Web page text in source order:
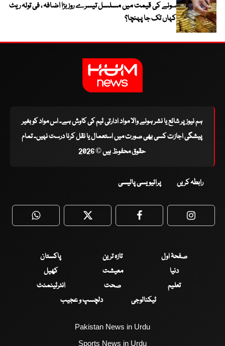
سونے کی قیمت میں مسلسل تیسرے روز بڑا اضافہ ، فی تولہ ریٹ
کہاں تک جا پہنچا؟
ہم نیوز پر شائع یا نشر ہونے والا مواد ادارتی ٹیم کی کاوش ہے۔ اس مواد کو بغیر
پیشگی اجازت کسی بھی صورت میں استعمال یا نقل کرنا درست نہیں۔ تمام
حقوق محفوظ ہیں © 2026
رابطہ کریں پرائیویسی پالیسی
WhatsApp Twitter Facebook
صفحۂ اول تازہ ترین
پاکستان
دنیا
معیشت
کھیل
تعلیم
صحت
انٹرٹینمنٹ
ٹیکنالوجی
دلچسپ و عجیب
Pakistan News in Urdu
Sports News in Urdu